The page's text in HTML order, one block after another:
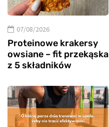
07/08/2026
Proteinowe krakersy
owsiane – fit przekąska
z 5 składników